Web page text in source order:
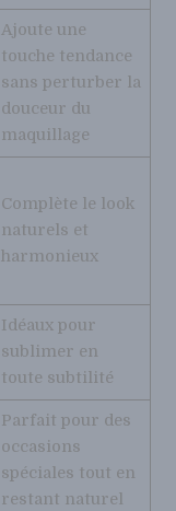
Ajoute une
touche tendance
sans perturber la
douceur du
maquillage
Complète le look
naturels et
harmonieux
Idéaux pour
sublimer en
toute subtilité
Parfait pour des
occasions
spéciales tout en
restant naturel